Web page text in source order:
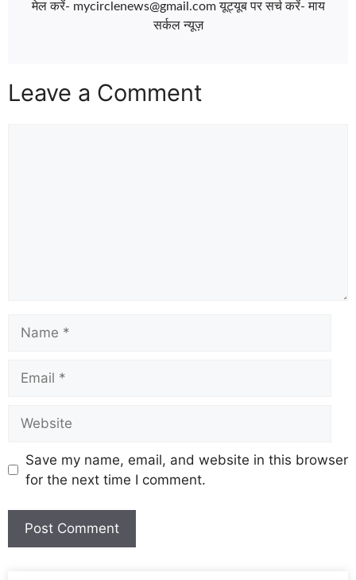
मेल करें- mycirclenews@gmail.com यूट्यूब पर सर्च करें- माय
सर्कल न्यूज़
Leave a Comment
Save my name, email, and website in this browser
for the next time I comment.